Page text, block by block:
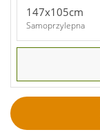
147x105cm
Samoprzylepna